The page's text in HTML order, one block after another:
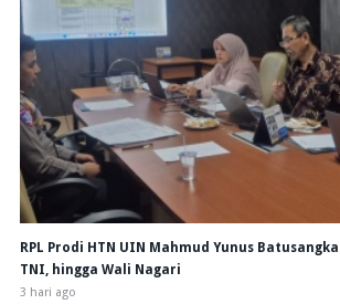
RPL Prodi HTN UIN Mahmud Yunus
TNI, hingga Wali Nagari
3 hari ago